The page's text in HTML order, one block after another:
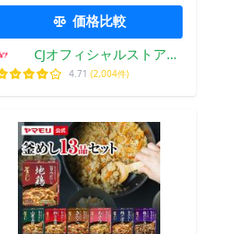
価格比較
CJオフィシャルストア
Yahoo!ショッピング店
4.71 (2,004件)